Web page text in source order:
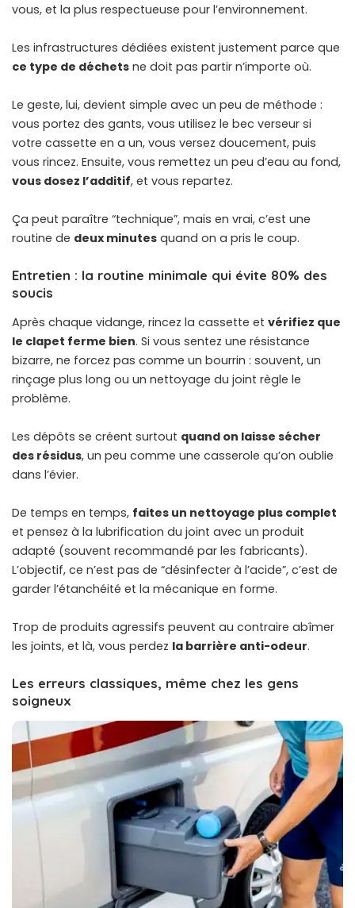
vous, et la plus respectueuse pour l’environnement.
Les infrastructures dédiées existent justement parce que
ce type de déchets ne doit pas partir n’importe où.
Le geste, lui, devient simple avec un peu de méthode :
vous portez des gants, vous utilisez le bec verseur si
votre cassette en a un, vous versez doucement, puis
vous rincez. Ensuite, vous remettez un peu d’eau au fond,
vous dosez l’additif, et vous repartez.
Ça peut paraître “technique”, mais en vrai, c’est une
routine de deux minutes quand on a pris le coup.
Entretien : la routine minimale qui évite 80% des
soucis
Après chaque vidange, rincez la cassette et vérifiez que
le clapet ferme bien. Si vous sentez une résistance
bizarre, ne forcez pas comme un bourrin : souvent, un
rinçage plus long ou un nettoyage du joint règle le
problème.
Les dépôts se créent surtout quand on laisse sécher
des résidus, un peu comme une casserole qu’on oublie
dans l’évier.
De temps en temps, faites un nettoyage plus complet
et pensez à la lubrification du joint avec un produit
adapté (souvent recommandé par les fabricants).
L’objectif, ce n’est pas de “désinfecter à l’acide”, c’est de
garder l’étanchéité et la mécanique en forme.
Trop de produits agressifs peuvent au contraire abîmer
les joints, et là, vous perdez la barrière anti-odeur.
Les erreurs classiques, même chez les gens
soigneux